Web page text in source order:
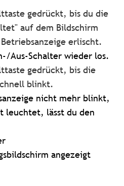
gedrückt, bis du die
auf dem Bildschirm
erlischt.
Aus-Schalter wieder los.
gedrückt, bis die
blinkt.
nicht mehr blinkt,
leuchtet, lässt du den
angezeigt